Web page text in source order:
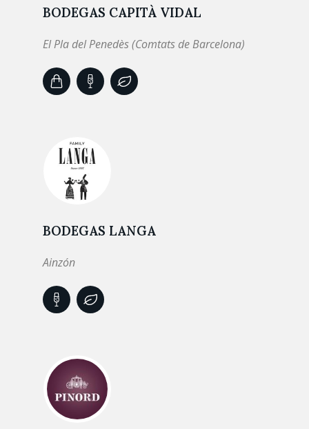
BODEGAS CAPITÀ VIDAL
El Pla del Penedès (Comtats de Barcelona)
BODEGAS LANGA
Ainzón